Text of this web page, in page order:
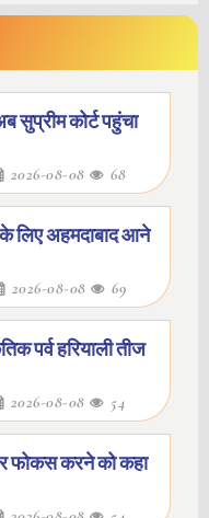
सुप्रीम कोर्ट पहुंचा
2026-08-08 68
के लिए अहमदाबाद आने
2026-08-08 69
पर्व हरियाली तीज
2026-08-08 54
फोकस करने को कहा